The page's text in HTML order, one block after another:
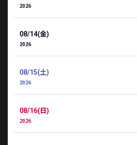
2026
08/14(金)
2026
08/15(土)
2026
08/16(日)
2026